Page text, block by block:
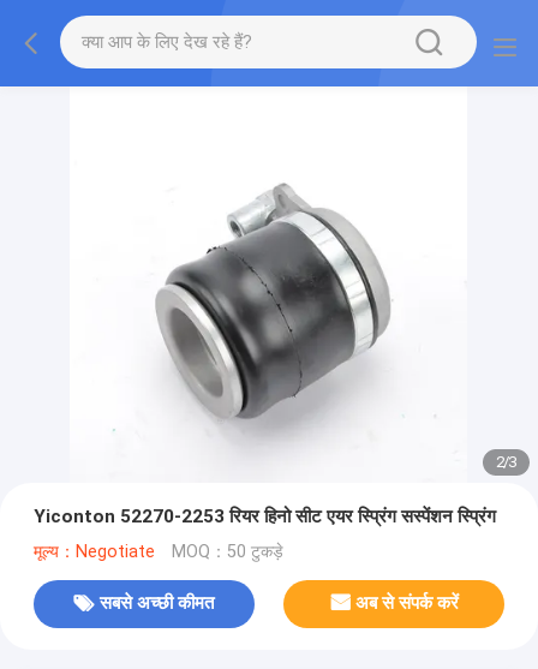
2/3
Yiconton 52270-2253 रियर हिनो सीट एयर स्प्रिंग सस्पेंशन स्प्रिंग
मूल्य：Negotiate MOQ：50 टुकड़े
सबसे अच्छी कीमत अब से संपर्क करें